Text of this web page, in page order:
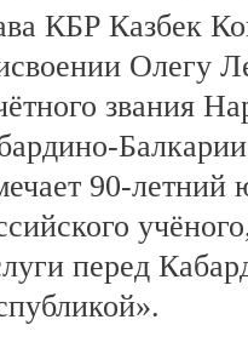
КБР Казбек
Олегу
звания
90-
перед